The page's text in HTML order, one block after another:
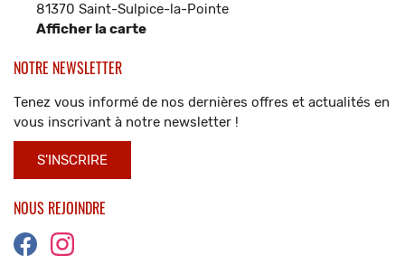
81370 Saint-Sulpice-la-Pointe
Afficher la carte
NOTRE NEWSLETTER
Tenez vous informé de nos dernières offres et actualités en
vous inscrivant à notre newsletter !
S'INSCRIRE
NOUS REJOINDRE